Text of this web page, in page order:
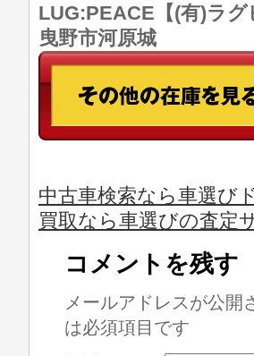
LUG:PEACE【(有)ラ
曳野市河原城
中古車検索なら車選び
買取なら車選びの査定
コメントを残す
メールアドレスが公開
は必須項目です